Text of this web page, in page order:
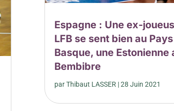
Espagne : Une ex-
LFB se sent bien au Pays
Basque, une Estonienne
Bembibre
parThibaut LASSER |28 Juin 2021